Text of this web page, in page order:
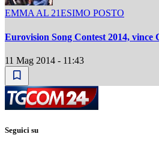
EMMA AL 21ESIMO POSTO
Eurovision Song Contest 2014, vince
11 Mag 2014 - 11:43
Seguici su